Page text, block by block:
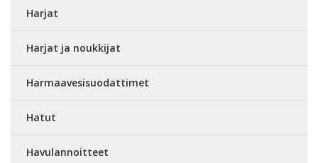
Harjat
Harjat ja noukkijat
Harmaavesisuodattimet
Hatut
Havulannoitteet